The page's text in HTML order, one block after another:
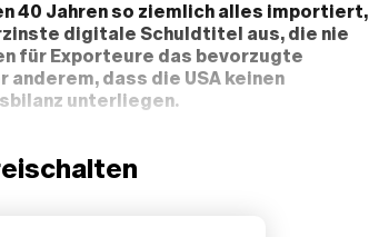
40 Jahren so ziemlich alles importiert,
digitale Schuldtitel aus, die nie
für Exporteure das bevorzugte
dass die USA keinen
unterliegen.